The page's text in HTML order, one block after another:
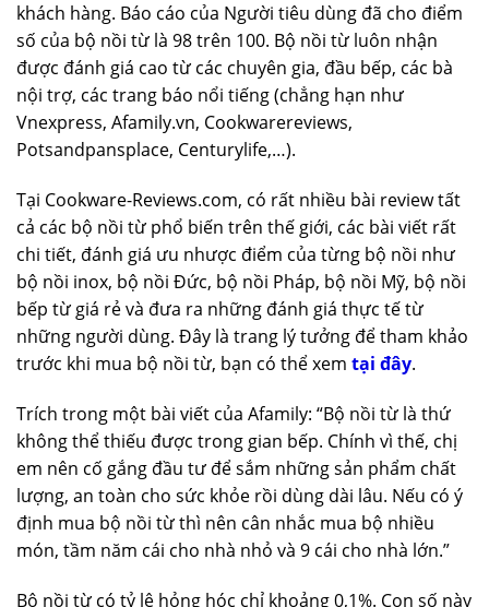
khách hàng. Báo cáo của Người tiêu dùng đã cho điểm
số của bộ nồi từ là 98 trên 100. Bộ nồi từ luôn nhận
được đánh giá cao từ các chuyên gia, đầu bếp, các bà
nội trợ, các trang báo nổi tiếng (chẳng hạn như
Vnexpress, Afamily.vn, Cookwarereviews,
Potsandpansplace, Centurylife,…).
Tại Cookware-Reviews.com, có rất nhiều bài review tất
cả các bộ nồi từ phổ biến trên thế giới, các bài viết rất
chi tiết, đánh giá ưu nhược điểm của từng bộ nồi như
bộ nồi inox, bộ nồi Đức, bộ nồi Pháp, bộ nồi Mỹ, bộ nồi
bếp từ giá rẻ và đưa ra những đánh giá thực tế từ
những người dùng. Đây là trang lý tưởng để tham khảo
trước khi mua bộ nồi từ, bạn có thể xem tại đây.
Trích trong một bài viết của Afamily: “Bộ nồi từ là thứ
không thể thiếu được trong gian bếp. Chính vì thế, chị
em nên cố gắng đầu tư để sắm những sản phẩm chất
lượng, an toàn cho sức khỏe rồi dùng dài lâu. Nếu có ý
định mua bộ nồi từ thì nên cân nhắc mua bộ nhiều
món, tầm năm cái cho nhà nhỏ và 9 cái cho nhà lớn.”
Bộ nồi từ có tỷ lệ hỏng hóc chỉ khoảng 0,1%. Con số này